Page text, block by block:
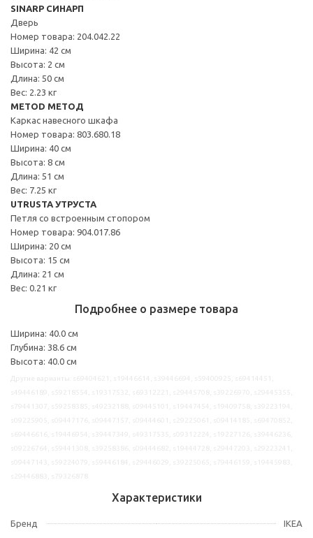
SINARP СИНАРП
Дверь
Номер товара: 204.042.22
Ширина: 42 см
Высота: 2 см
Длина: 50 см
Вес: 2.23 кг
METOD МЕТОД
Каркас навесного шкафа
Номер товара: 803.680.18
Ширина: 40 см
Высота: 8 см
Длина: 51 см
Вес: 7.25 кг
UTRUSTA УТРУСТА
Петля со встроенным стопором
Номер товара: 904.017.86
Ширина: 20 см
Высота: 15 см
Длина: 21 см
Вес: 0.21 кг
Подробнее о размере товара
Ширина: 40.0 см
Глубина: 38.6 см
Высота: 40.0 см
Характеристики
Бренд IKEA